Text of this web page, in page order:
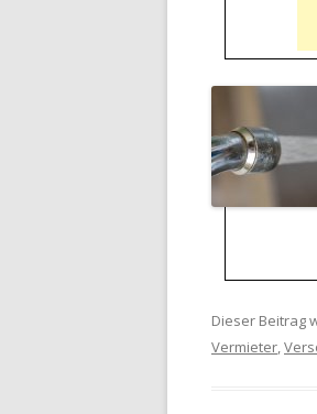
Dieser Beitrag
Vermieter,